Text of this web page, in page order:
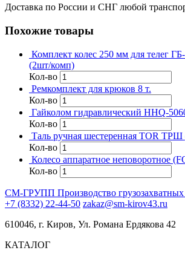
Доставка по России и СНГ любой
Похожие товары
Комплект колес 250 мм для телег
(2шт/комп)
Кол-во
Ремкомплект для крюков 8 т.
Кол-во
Гайколом гидравлический HHQ-
Кол-во
Таль ручная шестеренная TOR
Кол-во
Колесо аппаратное неповоротное
Кол-во
СМ-ГРУПП Производство
+7 (8332) 22-44-50 zakaz@sm-kirov43.ru
610046, г. Киров, Ул. Романа Ердякова 42
КАТАЛОГ